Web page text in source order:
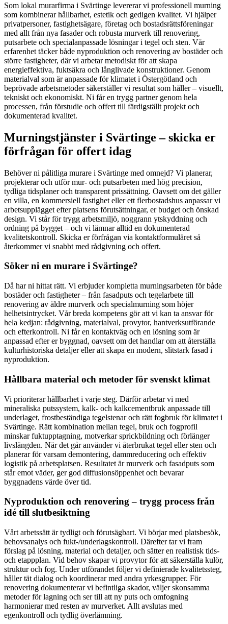
Som lokal murarfirma i Svärtinge levererar vi professionell murning
som kombinerar hållbarhet, estetik och gedigen kvalitet. Vi hjälper
privatpersoner, fastighetsägare, företag och bostadsrättsföreningar
med allt från nya fasader och robusta murverk till renovering,
putsarbete och specialanpassade lösningar i tegel och sten. Vår
erfarenhet täcker både nyproduktion och renovering av bostäder och
större fastigheter, där vi arbetar metodiskt för att skapa
energieffektiva, fuktsäkra och långlivade konstruktioner. Genom
materialval som är anpassade för klimatet i Östergötland och
beprövade arbetsmetoder säkerställer vi resultat som håller – visuellt,
tekniskt och ekonomiskt. Ni får en trygg partner genom hela
processen, från förstudie och offert till färdigställt projekt och
dokumenterad kvalitet.
Murningstjänster i Svärtinge – skicka er
förfrågan för offert idag
Behöver ni pålitliga murare i Svärtinge med omnejd? Vi planerar,
projekterar och utför mur- och putsarbeten med hög precision,
tydliga tidsplaner och transparent prissättning. Oavsett om det gäller
en villa, en kommersiell fastighet eller ett flerbostadshus anpassar vi
arbetsupplägget efter platsens förutsättningar, er budget och önskad
design. Vi står för trygg arbetsmiljö, noggrann ytskyddning och
ordning på bygget – och vi lämnar alltid en dokumenterad
kvalitetskontroll. Skicka er förfrågan via kontaktformuläret så
återkommer vi snabbt med rådgivning och offert.
Söker ni en murare i Svärtinge?
Då har ni hittat rätt. Vi erbjuder kompletta murningsarbeten för både
bostäder och fastigheter – från fasadputs och tegelarbete till
renovering av äldre murverk och specialmurning som höjer
helhetsintrycket. Vår breda kompetens gör att vi kan ta ansvar för
hela kedjan: rådgivning, materialval, provytor, hantverksutförande
och efterkontroll. Ni får en kontaktväg och en lösning som är
anpassad efter er byggnad, oavsett om det handlar om att återställa
kulturhistoriska detaljer eller att skapa en modern, slitstark fasad i
nyproduktion.
Hållbara material och metoder för svenskt klimat
Vi prioriterar hållbarhet i varje steg. Därför arbetar vi med
mineraliska putssystem, kalk- och kalkcementbruk anpassade till
underlaget, frostbeständiga tegelstenar och rätt fogbruk för klimatet i
Svärtinge. Rätt kombination mellan tegel, bruk och fogprofil
minskar fuktupptagning, motverkar sprickbildning och förlänger
livslängden. När det går använder vi återbrukat tegel eller sten och
planerar för varsam demontering, dammreducering och effektiv
logistik på arbetsplatsen. Resultatet är murverk och fasadputs som
står emot väder, ger god diffusionsöppenhet och bevarar
byggnadens värde över tid.
Nyproduktion och renovering – trygg process från
idé till slutbesiktning
Vårt arbetssätt är tydligt och förutsägbart. Vi börjar med platsbesök,
behovsanalys och fukt-/underlagskontroll. Därefter tar vi fram
förslag på lösning, material och detaljer, och sätter en realistisk tids-
och etappplan. Vid behov skapar vi provytor för att säkerställa kulör,
struktur och fog. Under utförandet följer vi definierade kvalitetssteg,
håller tät dialog och koordinerar med andra yrkesgrupper. För
renovering dokumenterar vi befintliga skador, väljer skonsamma
metoder för lagning och ser till att ny puts och omfogning
harmonierar med resten av murverket. Allt avslutas med
egenkontroll och tydlig överlämning.